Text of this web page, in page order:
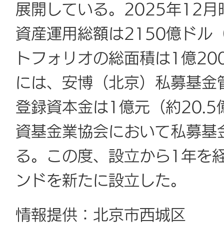
展開している。2025年12月
資産運用総額は2150億ドル
トフォリオの総面積は1億
には、安博（北京）私募基
登録資本金は1億元（約20.5
資基金業協会において私募
る。この度、設立から1年を
ンドを新たに設立した。
情報提供：北京市西城区